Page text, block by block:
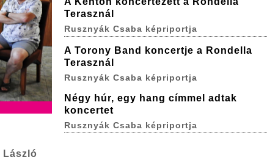
László
Terasznál
Rusznyák Csaba képriportja
A Torony Band koncertje a Rondella
Terasznál
Rusznyák Csaba képriportja
Négy húr, egy hang címmel adtak
koncertet
Rusznyák Csaba képriportja